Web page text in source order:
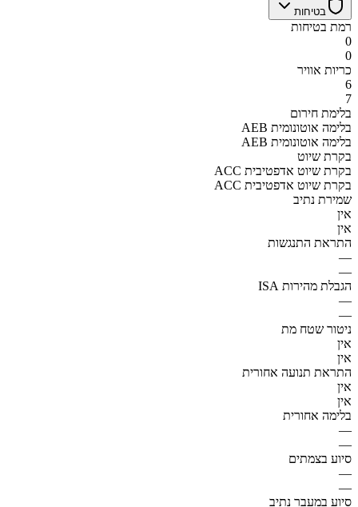
בטיחות
רמת בטיחות
0
0
כריות אוויר
6
7
בלימת חירום
AEB בלימה אוטונומית
AEB בלימה אוטונומית
בקרת שיוט
ACC בקרת שיוט אדפטיבית
ACC בקרת שיוט אדפטיבית
שמירת נתיב
אין
אין
התראת התנגשות
—
—
הגבלת מהירות ISA
—
—
ניטור שטח מת
אין
אין
התראת תנועה אחורית
אין
אין
בלימה אחורית
—
—
סיוע בצמתים
—
—
סיוע במעבר נתיב